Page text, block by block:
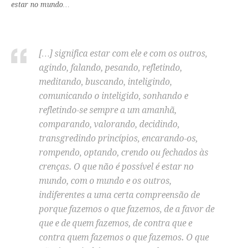
estar no mundo…
[…] significa estar com ele e com os outros,
agindo, falando, pesando, refletindo,
meditando, buscando, inteligindo,
comunicando o inteligido, sonhando e
refletindo-se sempre a um amanhã,
comparando, valorando, decidindo,
transgredindo princípios, encarando-os,
rompendo, optando, crendo ou fechados às
crenças. O que não é possível é estar no
mundo, com o mundo e os outros,
indiferentes a uma certa compreensão de
porque fazemos o que fazemos, de a favor de
que e de quem fazemos, de contra que e
contra quem fazemos o que fazemos. O que